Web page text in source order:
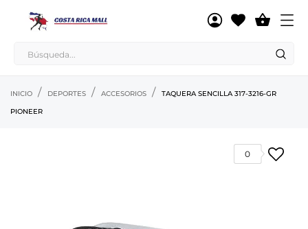

INICIO DEPORTES ACCESORIOS
TAQUERA SENCILLA 317-3216-GR
PIONEER
0